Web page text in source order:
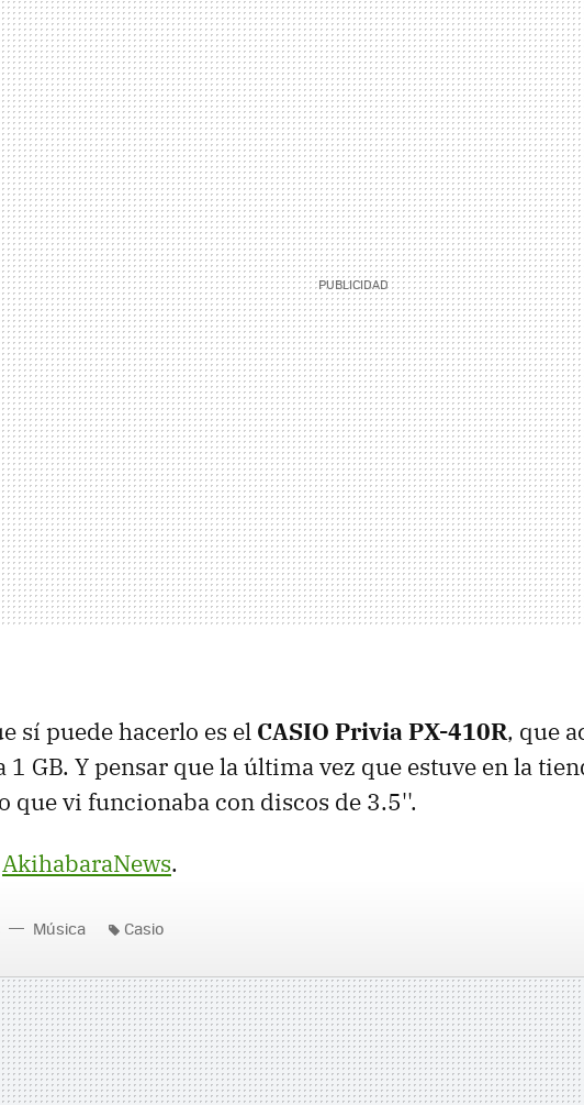
sí puede hacerlo es el CASIO Privia PX-410R, que
1 GB. Y pensar que la última vez que estuve en la
que vi funcionaba con discos de 3.5''.
AkihabaraNews.
Música Casio